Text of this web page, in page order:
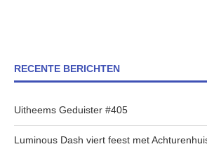
RECENTE BERICHTEN
Uitheems Geduister #405
Luminous Dash viert feest met